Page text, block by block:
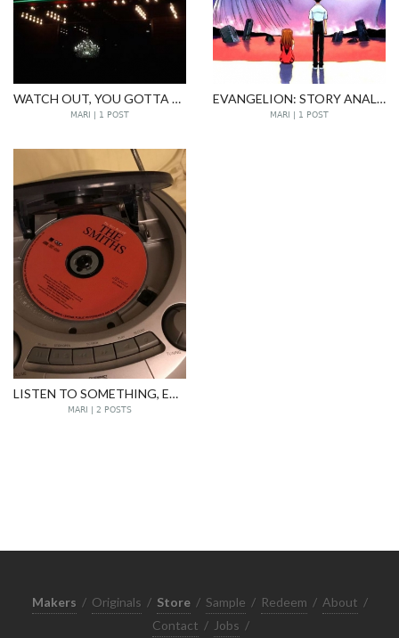
WATCH OUT, YOU GOTTA SHOUT OUT!
MARI | 1 POST
EVANGELION: STORY ANALIZE FROM MENTAL HEALTH ISSUE ONE'S LENS
MARI | 1 POST
LISTEN TO SOMETHING, EVEN IF IT'S SOMEONE'S FAREWELL SONG.
MARI | 2 POSTS
Makers / Originals / Store / Sample / Redeem / About /
Contact / Jobs /